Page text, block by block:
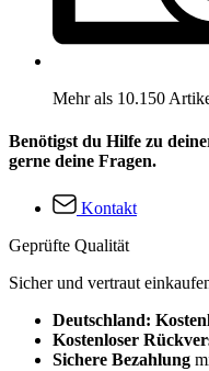
Mehr als 10.150
Benötigst du Hilfe zu
gerne deine Fragen.
Kontakt
Geprüfte Qualität
Sicher und vertraut
Deutschland:
Kostenloser
Sichere Bezahlung